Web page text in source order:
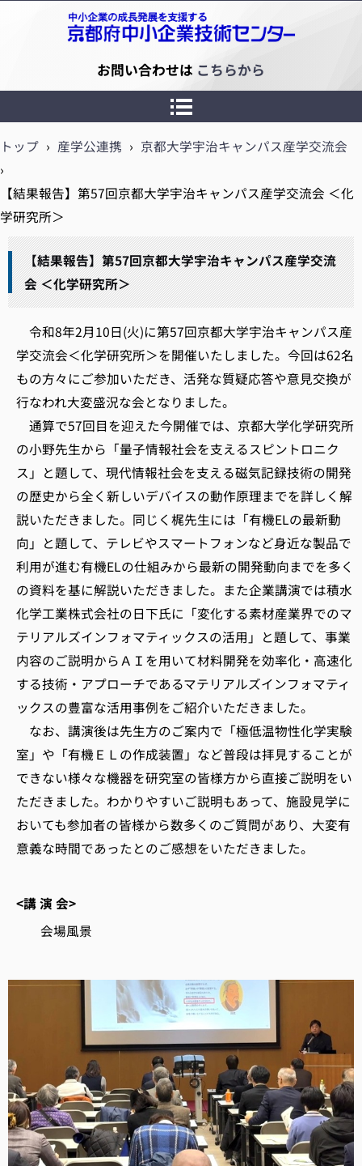
京都府中小企業技術センター
お問い合わせは こちらから
トップ › 産学公連携 › 京都大学宇治キャンパス産学交流会
›
【結果報告】第57回京都大学宇治キャンパス産学交流会 ＜化
学研究所＞
【結果報告】第57回京都大学宇治キャンパス産学交流
会 ＜化学研究所＞
令和8年2月10日(火)に第57回京都大学宇治キャンパス産
学交流会＜化学研究所＞を開催いたしました。今回は62名
もの方々にご参加いただき、活発な質疑応答や意見交換が
行なわれ大変盛況な会となりました。
通算で57回目を迎えた今開催では、京都大学化学研究所
の小野先生から「量子情報社会を支えるスピントロニク
ス」と題して、現代情報社会を支える磁気記録技術の開発
の歴史から全く新しいデバイスの動作原理までを詳しく解
説いただきました。同じく梶先生には「有機ELの最新動
向」と題して、テレビやスマートフォンなど身近な製品で
利用が進む有機ELの仕組みから最新の開発動向までを多く
の資料を基に解説いただきました。また企業講演では積水
化学工業株式会社の日下氏に「変化する素材産業界でのマ
テリアルズインフォマティックスの活用」と題して、事業
内容のご説明からＡＩを用いて材料開発を効率化・高速化
する技術・アプローチであるマテリアルズインフォマティ
ックスの豊富な活用事例をご紹介いただきました。
なお、講演後は先生方のご案内で「極低温物性化学実験
室」や「有機ＥＬの作成装置」など普段は拝見することが
できない様々な機器を研究室の皆様方から直接ご説明をい
ただきました。わかりやすいご説明もあって、施設見学に
おいても参加者の皆様から数多くのご質問があり、大変有
意義な時間であったとのご感想をいただきました。
<講 演 会>
会場風景